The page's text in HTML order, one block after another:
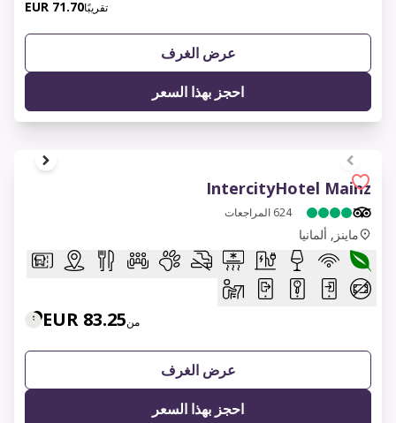
تقريبًا71.70 EUR
عرض الغرف
احجز بهذا السعر
1 of 12
IntercityHotel Mainz
624 المراجعات
ماينز, ألمانيا
من83.25 EUR
عرض الغرف
احجز بهذا السعر